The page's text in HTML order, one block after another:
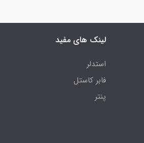
لینک های مفید
استدلر
فابر کاستل
پنتر